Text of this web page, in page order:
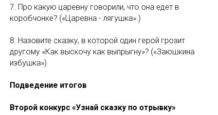
7. Про какую царевну говорили, что она едет в
коробчонке? («Царевна - лягушка».)
8. Назовите сказку, в которой один герой грозит
другому «Как выскочу как выпрыгну»? («Заюшкина
избушка»)
Подведение итогов
Второй конкурс «Узнай сказку по отрывку»